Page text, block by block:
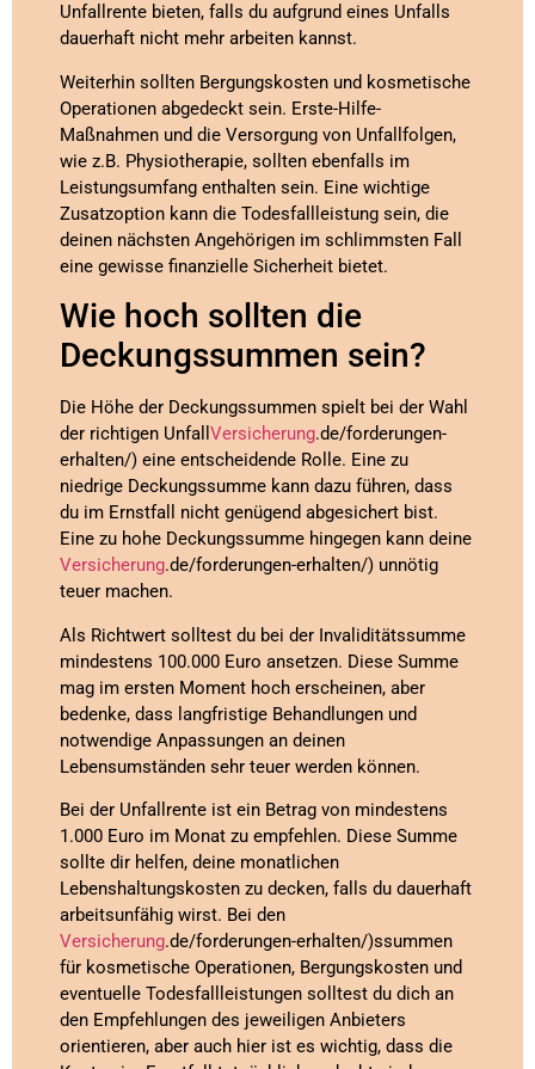
Unfallrente bieten, falls du aufgrund eines Unfalls
dauerhaft nicht mehr arbeiten kannst.
Weiterhin sollten Bergungskosten und kosmetische
Operationen abgedeckt sein. Erste-Hilfe-
Maßnahmen und die Versorgung von Unfallfolgen,
wie z.B. Physiotherapie, sollten ebenfalls im
Leistungsumfang enthalten sein. Eine wichtige
Zusatzoption kann die Todesfallleistung sein, die
deinen nächsten Angehörigen im schlimmsten Fall
eine gewisse finanzielle Sicherheit bietet.
Wie hoch sollten die
Deckungssummen sein?
Die Höhe der Deckungssummen spielt bei der Wahl
der richtigen Unfall Versicherung.de/forderungen-
erhalten/) eine entscheidende Rolle. Eine zu
niedrige Deckungssumme kann dazu führen, dass
du im Ernstfall nicht genügend abgesichert bist.
Eine zu hohe Deckungssumme hingegen kann deine
Versicherung.de/forderungen-erhalten/) unnötig
teuer machen.
Als Richtwert solltest du bei der Invaliditätssumme
mindestens 100.000 Euro ansetzen. Diese Summe
mag im ersten Moment hoch erscheinen, aber
bedenke, dass langfristige Behandlungen und
notwendige Anpassungen an deinen
Lebensumständen sehr teuer werden können.
Bei der Unfallrente ist ein Betrag von mindestens
1.000 Euro im Monat zu empfehlen. Diese Summe
sollte dir helfen, deine monatlichen
Lebenshaltungskosten zu decken, falls du dauerhaft
arbeitsunfähig wirst. Bei den
Versicherung.de/forderungen-erhalten/)ssummen
für kosmetische Operationen, Bergungskosten und
eventuelle Todesfallleistungen solltest du dich an
den Empfehlungen des jeweiligen Anbieters
orientieren, aber auch hier ist es wichtig, dass die